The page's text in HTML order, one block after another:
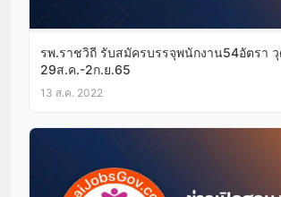
รพ.ราชวิถี รับสมัครบรรจุพนักงาน54อัตรา
29ส.ค.-2ก.ย.65
13 ส.ค. 2022